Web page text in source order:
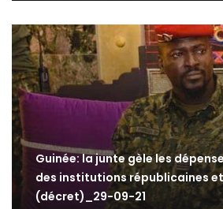
Guinée: la junte gèle les
des institutions républicaines
(décret)_29-09-21